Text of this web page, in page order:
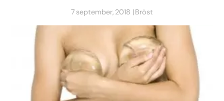
7 september, 2018 Bröst